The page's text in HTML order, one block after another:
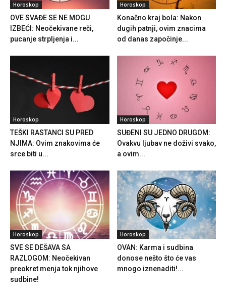
Horoskop
OVE SVAĐE SE NE MOGU
IZBEĆI: Neočekivane reči,
pucanje strpljenja i...
Horoskop
Konačno kraj bola: Nakon
dugih patnji, ovim znacima
od danas započinje...
Horoskop
TEŠKI RASTANCI SU PRED
NJIMA: Ovim znakovima će
srce biti u...
Horoskop
SUĐENI SU JEDNO DRUGOM:
Ovakvu ljubav ne doživi svako,
a ovim...
Horoskop
SVE SE DEŠAVA SA
RAZLOGOM: Neočekivan
preokret menja tok njihove
sudbine!
Horoskop
OVAN: Karma i sudbina
donose nešto što će vas
mnogo iznenaditi!...